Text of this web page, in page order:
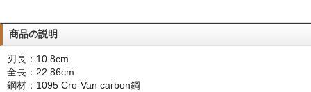
商品の説明
刃長：10.8cm
全長：22.86cm
鋼材：1095 Cro-Van carbon鋼